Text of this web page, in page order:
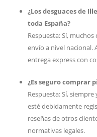
¿Los desguaces de
toda España?
Respuesta: Sí,
envío a nivel nacional.
entrega express con
¿Es seguro comprar
Respuesta: Sí,
esté debidamente
reseñas de otros
normativas legales.